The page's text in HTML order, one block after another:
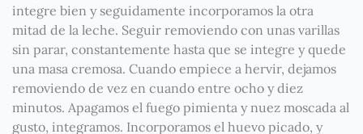
integre bien y seguidamente incorporamos la otra
mitad de la leche. Seguir removiendo con unas varillas
sin parar, constantemente hasta que se integre y quede
una masa cremosa. Cuando empiece a hervir, dejamos
removiendo de vez en cuando entre ocho y diez
minutos. Apagamos el fuego pimienta y nuez moscada al
gusto, integramos. Incorporamos el huevo picado, y